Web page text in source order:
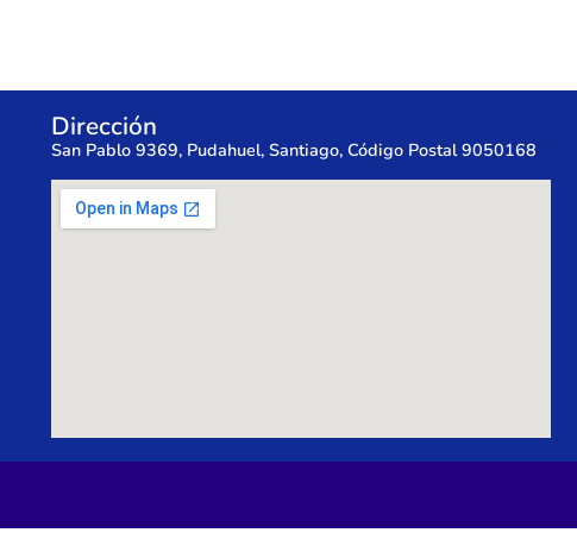
Dirección
San Pablo 9369, Pudahuel, Santiago, Código Postal 9050168